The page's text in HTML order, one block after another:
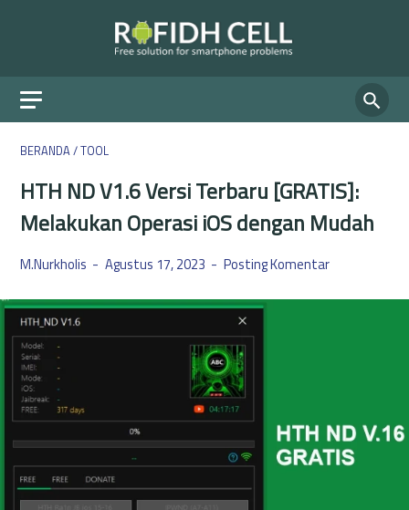
BERANDA/TOOL
HTH ND V1.6 Versi Terbaru [GRATIS]:
Melakukan Operasi iOS dengan Mudah
M.Nurkholis Agustus 17, 2023 Posting Komentar